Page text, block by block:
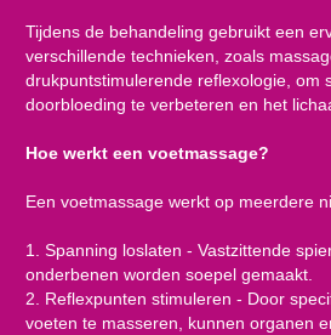
Tijdens de behandeling gebruikt een
verschillende technieken, zoals
drukpuntstimulerende reflexologie, om
doorbloeding te verbeteren en het
Hoe werkt een voetmassage?
Een voetmassage werkt op meerdere
1. Spanning loslaten - Vastzittende
onderbenen worden soepel gemaakt.
2. Reflexpunten stimuleren - Door
voeten te masseren, kunnen organen